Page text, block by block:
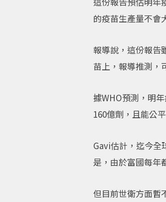
的疫苗生產量不會
報導說，這份報告
苗上，報導推測，
據WHO預測，明
160億劑，且能公
Gavi估計，迄今全
是，由於富國每年
但目前世衛方面暫